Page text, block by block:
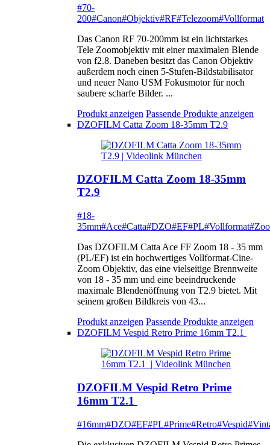
#70-
200#Canon#Objektiv#RF#Telezoom#Vollformat
Das Canon RF 70-200mm ist ein lichtstarkes
Tele Zoomobjektiv mit einer maximalen Blende
von f2.8. Daneben besitzt das Canon Objektiv
außerdem noch einen 5-Stufen-Bildstabilisator
und neuer Nano USM Fokusmotor für noch
saubere scharfe Bilder. ...
Produkt anzeigen Passende Produkte anzeigen
DZOFILM Catta Zoom 18-35mm T2.9
DZOFILM Catta Zoom 18-35mm
T2.9
#18-
35mm#Ace#Catta#DZO#EF#PL#Vollformat
Das DZOFILM Catta Ace FF Zoom 18 - 35 mm
(PL/EF) ist ein hochwertiges Vollformat-Cine-
Zoom Objektiv, das eine vielseitige Brennweite
von 18 - 35 mm und eine beeindruckende
maximale Blendenöffnung von T2.9 bietet. Mit
seinem großen Bildkreis von 43...
Produkt anzeigen Passende Produkte anzeigen
DZOFILM Vespid Retro Prime 16mm T2.1
DZOFILM Vespid Retro Prime
16mm T2.1
#16mm#DZO#EF#PL#Prime#Retro#Vespid